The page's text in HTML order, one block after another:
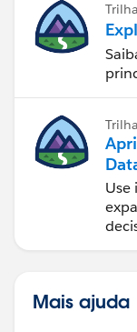
Trilha
Trilha
Use
Mais ajuda